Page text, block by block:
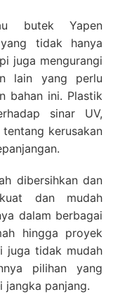
butek Yapen
tidak hanya
juga mengurangi
lain yang perlu
bahan ini. Plastik
sinar UV,
kerusakan
dibersihkan dan
dan mudah
dalam berbagai
hingga proyek
juga tidak mudah
pilihan yang
jangka panjang.